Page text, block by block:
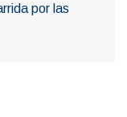
por las